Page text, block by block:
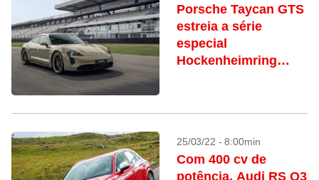
Porsche Taycan GTS
estreia a série
especial
Hockenheimring
25/03/22 - 8:00min
Com 400 cv de
potência, Audi RS Q3